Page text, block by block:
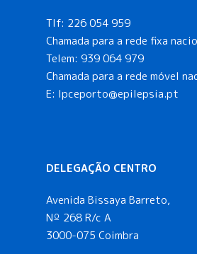
Tlf: 226 054 959
Chamada para a rede fixa
Telem: 939 064 979
Chamada para a rede móvel
E: lpceporto@epilepsia.pt
DELEGAÇÃO CENTRO
Avenida Bissaya Barreto,
Nº 268 R/c A
3000-075 Coimbra